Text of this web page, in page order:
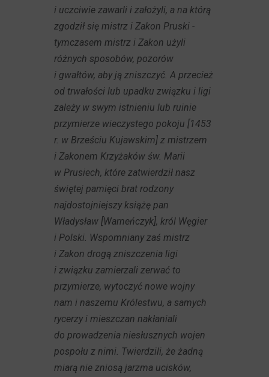
i uczciwie zawarli i założyli, a na którą
zgodził się mistrz i Zakon Pruski -
tymczasem mistrz i Zakon użyli
różnych sposobów, pozorów
i gwałtów, aby ją zniszczyć. A przecież
od trwałości lub upadku związku i ligi
zależy w swym istnieniu lub ruinie
przymierze wieczystego pokoju [1453
r. w Brześciu Kujawskim] z mistrzem
i Zakonem Krzyżaków św. Marii
w Prusiech, które zatwierdził nasz
świętej pamięci brat rodzony
najdostojniejszy książę pan
Władysław [Warneńczyk], król Węgier
i Polski. Wspomniany zaś mistrz
i Zakon drogą zniszczenia ligi
i związku zamierzali zerwać to
przymierze, wytoczyć nowe wojny
nam i naszemu Królestwu, a samych
rycerzy i mieszczan nakłaniali
do prowadzenia niesłusznych wojen
pospołu z nimi. Twierdzili, że żadną
miarą nie zniosą jarzma ucisków,